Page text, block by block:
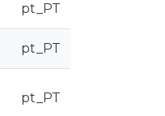
pt_PT
pt_PT
pt_PT